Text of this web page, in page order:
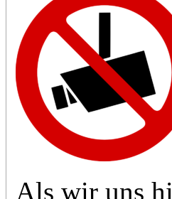
Als wir uns